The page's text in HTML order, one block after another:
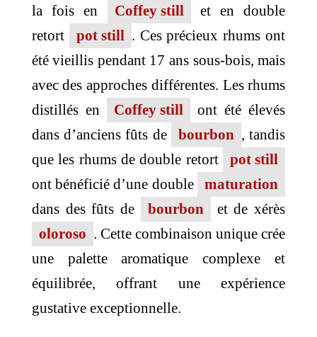
la fois en
Coffey still
et en double
retort
pot still . Ces précieux rhums ont
été vieillis pendant 17 ans sous-bois, mais
avec des approches différentes. Les rhums
distillés en
Coffey still
ont été élevés
dans d’anciens fûts de
bourbon , tandis
que les rhums de double retort
pot still
ont bénéficié d’une double
maturation
dans des fûts de
bourbon
et de xérès
oloroso . Cette combinaison unique crée
une palette aromatique complexe et
équilibrée, offrant une expérience
gustative exceptionnelle.